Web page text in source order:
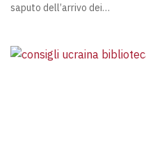
saputo dell’arrivo dei…